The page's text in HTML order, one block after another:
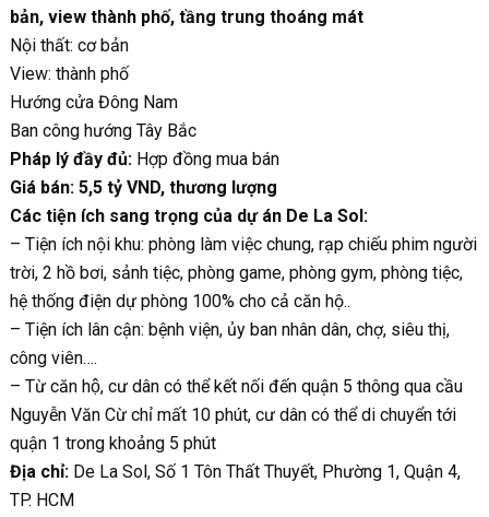
bản, view thành phố, tầng trung thoáng mát
Nội thất: cơ bản
View: thành phố
Hướng cửa Đông Nam
Ban công hướng Tây Bắc
Pháp lý đầy đủ:Hợp đồng mua bán
Giá bán: 5,5 tỷ VND, thương lượng
Các tiện ích sang trọng của dự án De La Sol:
– Tiện ích nội khu: phòng làm việc chung, rạp chiếu phim người
trời, 2 hồ bơi, sảnh tiệc, phòng game, phòng gym, phòng tiệc,
hệ thống điện dự phòng 100% cho cả căn hộ..
– Tiện ích lân cận: bệnh viện, ủy ban nhân dân, chợ, siêu thị,
công viên….
– Từ căn hộ, cư dân có thể kết nối đến quận 5 thông qua cầu
Nguyễn Văn Cừ chỉ mất 10 phút, cư dân có thể di chuyển tới
quận 1 trong khoảng 5 phút
Địa chỉ:De La Sol, Số 1 Tôn Thất Thuyết, Phường 1, Quận 4,
TP. HCM